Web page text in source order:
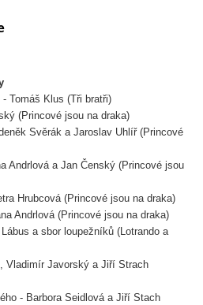
Tomáš Klus (Tři bratři)
(Princové jsou na draka)
Svěrák a Jaroslav Uhlíř (Princové
Andrlová a Jan Čenský (Princové jsou
Hrubcová (Princové jsou na draka)
Andrlová (Princové jsou na draka)
a sbor loupežníků (Lotrando a
Vladimír Javorský a Jiří Strach
- Barbora Seidlová a Jiří Stach